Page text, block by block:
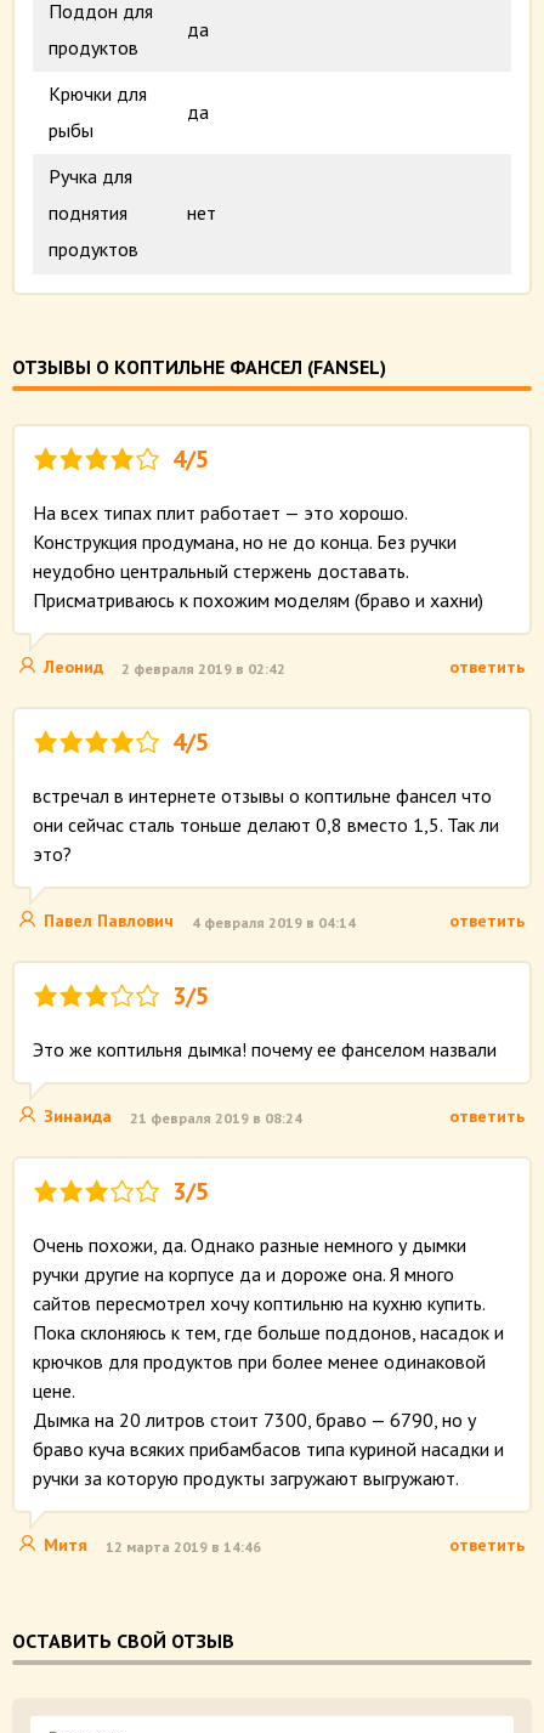
Поддон для
продуктов
да
Крючки для
рыбы
да
Ручка для
поднятия
продуктов
нет
ОТЗЫВЫ О КОПТИЛЬНЕ ФАНСЕЛ (FANSEL)
4/5
На всех типах плит работает — это хорошо.
Конструкция продумана, но не до конца. Без ручки
неудобно центральный стержень доставать.
Присматриваюсь к похожим моделям (браво и хахни)
Леонид 2 февраля 2019 в 02:42 ответить
4/5
встречал в интернете отзывы о коптильне фансел что
они сейчас сталь тоньше делают 0,8 вместо 1,5. Так ли
это?
Павел Павлович 4 февраля 2019 в 04:14 ответить
3/5
Это же коптильня дымка! почему ее фанселом назвали
Зинаида 21 февраля 2019 в 08:24 ответить
3/5
Очень похожи, да. Однако разные немного у дымки
ручки другие на корпусе да и дороже она. Я много
сайтов пересмотрел хочу коптильню на кухню купить.
Пока склоняюсь к тем, где больше поддонов, насадок и
крючков для продуктов при более менее одинаковой
цене.
Дымка на 20 литров стоит 7300, браво — 6790, но у
браво куча всяких прибамбасов типа куриной насадки и
ручки за которую продукты загружают выгружают.
Митя 12 марта 2019 в 14:46 ответить
ОСТАВИТЬ СВОЙ ОТЗЫВ